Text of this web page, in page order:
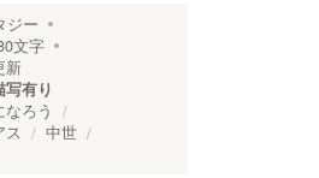
ジー
文字
新
写有り
ろう
ス
中世